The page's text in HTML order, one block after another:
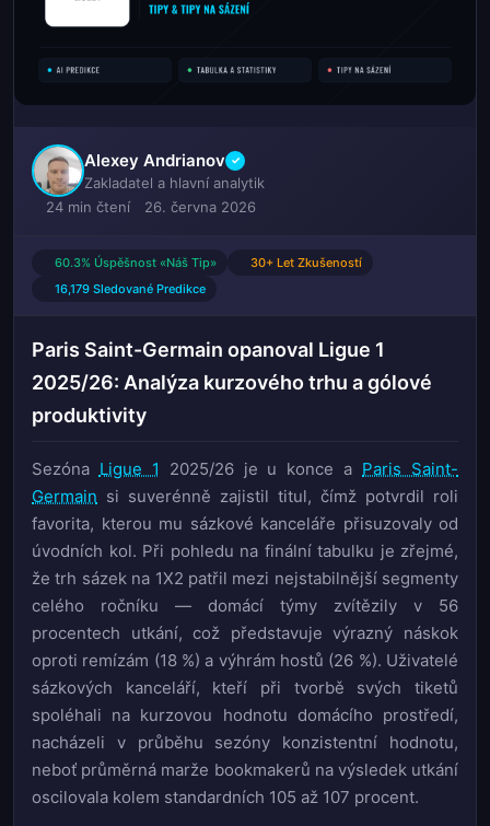
Alexey Andrianov ✓
Zakladatel a hlavní analytik
24 min čtení
26. června 2026
60.3% Úspěšnost «Náš Tip»
30+ Let Zkušeností
16,179 Sledované Predikce
Paris Saint-Germain opanoval Ligue 1
2025/26: Analýza kurzového trhu a gólové
produktivity
Sezóna Ligue 1 2025/26 je u konce a Paris Saint-
Germain si suverénně zajistil titul, čímž potvrdil roli
favorita, kterou mu sázkové kanceláře přisuzovaly od
úvodních kol. Při pohledu na finální tabulku je zřejmé,
že trh sázek na 1X2 patřil mezi nejstabilnější segmenty
celého ročníku — domácí týmy zvítězily v 56
procentech utkání, což představuje výrazný náskok
oproti remízám (18 %) a výhrám hostů (26 %). Uživatelé
sázkových kanceláří, kteří při tvorbě svých tiketů
spoléhali na kurzovou hodnotu domácího prostředí,
nacházeli v průběhu sezóny konzistentní hodnotu,
neboť průměrná marže bookmakerů na výsledek utkání
oscilovala kolem standardních 105 až 107 procent.